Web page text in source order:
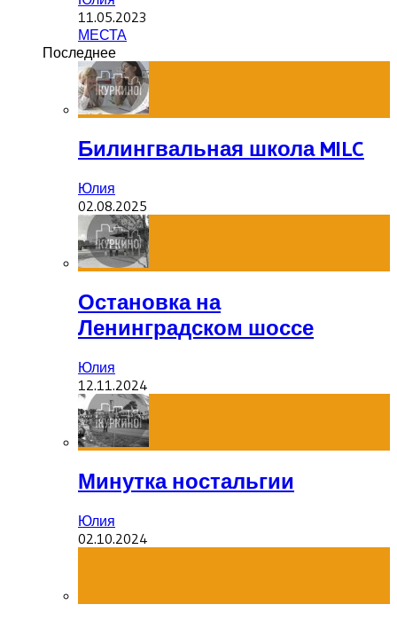
11.05.2023
МЕСТА
Последнее
Билингвальная школа MILC
Юлия
02.08.2025
Остановка на
Ленинградском шоссе
Юлия
12.11.2024
Минутка ностальгии
Юлия
02.10.2024